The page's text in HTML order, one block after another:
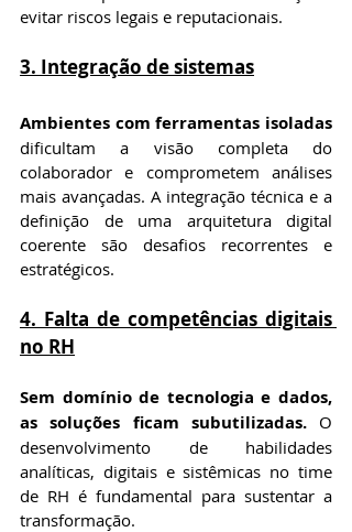
evitar riscos legais e reputacionais.
3. Integração de sistemas
Ambientes com ferramentas isoladas
dificultam a visão completa do
colaborador e comprometem análises
mais avançadas. A integração técnica e a
definição de uma arquitetura digital
coerente são desafios recorrentes e
estratégicos.
4. Falta de competências digitais
no RH
Sem domínio de tecnologia e dados,
as soluções ficam subutilizadas. O
desenvolvimento de habilidades
analíticas, digitais e sistêmicas no time
de RH é fundamental para sustentar a
transformação.